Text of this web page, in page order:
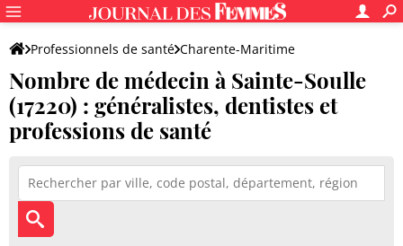
Professionnels de santé Charente-Maritime
Sainte-Soulle
Nombre de médecin à Sainte-Soulle
(17220) : généralistes, dentistes et
professions de santé